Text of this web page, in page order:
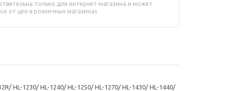
только для интернет-магазина и может
от цен в розничных магазинах
HL-1230/ HL-1240/ HL-1250/ HL-1270/ HL-1430/ HL-1440/